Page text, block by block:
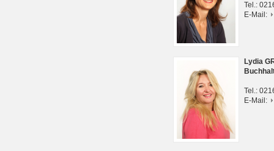
Tel.:
E-Mail:
Lydia
Tel.:
E-Mail: